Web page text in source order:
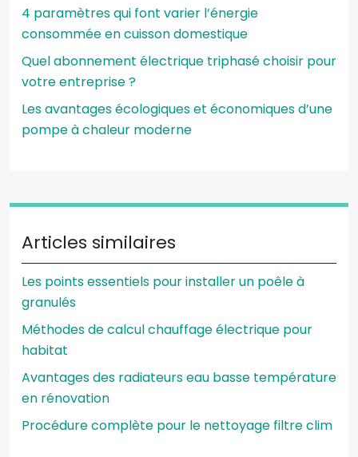
4 paramètres qui font varier l’énergie
consommée en cuisson domestique
Quel abonnement électrique triphasé choisir pour
votre entreprise ?
Les avantages écologiques et économiques d’une
pompe à chaleur moderne
Articles similaires
Les points essentiels pour installer un poêle à
granulés
Méthodes de calcul chauffage électrique pour
habitat
Avantages des radiateurs eau basse température
en rénovation
Procédure complète pour le nettoyage filtre clim